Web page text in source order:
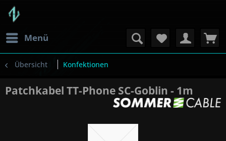
Menü
Übersicht Konfektionen
Patchkabel TT-Phone SC-Goblin - 1m